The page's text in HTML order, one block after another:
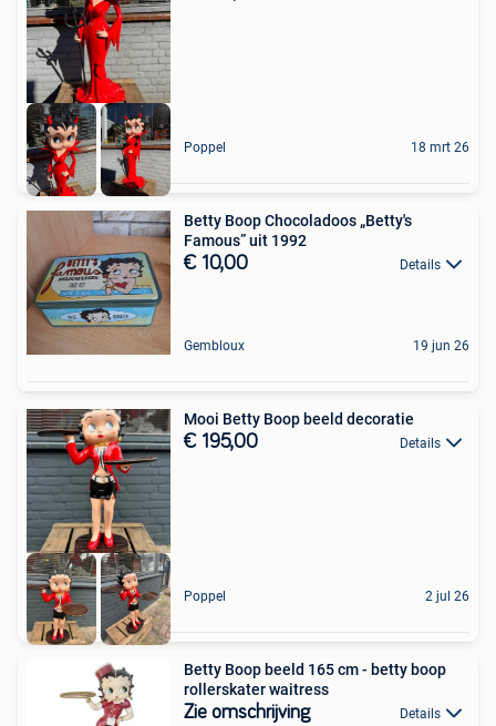
Poppel 18 mrt 26
Betty Boop Chocoladoos „Betty's
Famous” uit 1992
€ 10,00 Details
Gembloux 19 jun 26
Mooi Betty Boop beeld decoratie
€ 195,00 Details
Poppel 2 jul 26
Betty Boop beeld 165 cm - betty boop
rollerskater waitress
Zie omschrijving Details